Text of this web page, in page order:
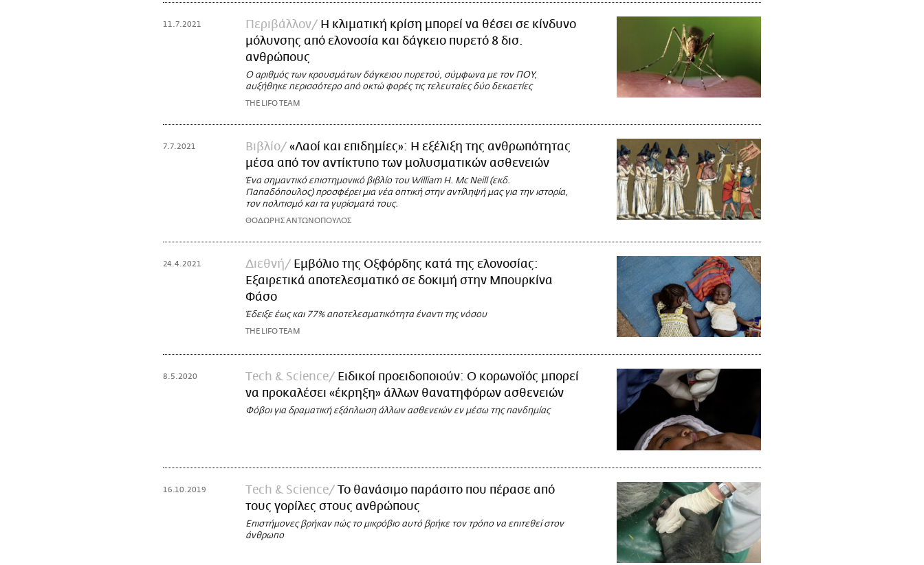
11.7.2021 Περιβάλλον
Η κλιματική κρίση μπορεί να θέσει σε κίνδυνο
μόλυνσης από ελονοσία και δάγκειο πυρετό 8 δισ.
ανθρώπους
Ο αριθμός των κρουσμάτων δάγκειου πυρετού, σύμφωνα με τον ΠΟΥ,
αυξήθηκε περισσότερο από οκτώ φορές τις τελευταίες δύο δεκαετίες
THE LIFO TEAM
7.7.2021 Βιβλίο
«Λαοί και επιδημίες»: Η εξέλιξη της ανθρωπότητας
μέσα από τον αντίκτυπο των μολυσματικών ασθενειών
Ένα σημαντικό επιστημονικό βιβλίο του William H. Mc Neill (εκδ.
Παπαδόπουλος) προσφέρει μια νέα οπτική στην αντίληψή μας για την ιστορία,
τον πολιτισμό και τα γυρίσματά τους.
ΘΟΔΩΡΗΣ ΑΝΤΩΝΟΠΟΥΛΟΣ
24.4.2021 Διεθνή
Εμβόλιο της Οξφόρδης κατά της ελονοσίας:
Εξαιρετικά αποτελεσματικό σε δοκιμή στην Μπουρκίνα
Φάσο
Έδειξε έως και 77% αποτελεσματικότητα έναντι της νόσου
THE LIFO TEAM
8.5.2020 Τech & Science
Ειδικοί προειδοποιούν: Ο κορωνοϊός μπορεί
να προκαλέσει «έκρηξη» άλλων θανατηφόρων ασθενειών
Φόβοι για δραματική εξάπλωση άλλων ασθενειών εν μέσω της πανδημίας
16.10.2019 Τech & Science
Το θανάσιμο παράσιτο που πέρασε από
τους γορίλες στους ανθρώπους
Επιστήμονες βρήκαν πώς το μικρόβιο αυτό βρήκε τον τρόπο να επιτεθεί στον
άνθρωπο